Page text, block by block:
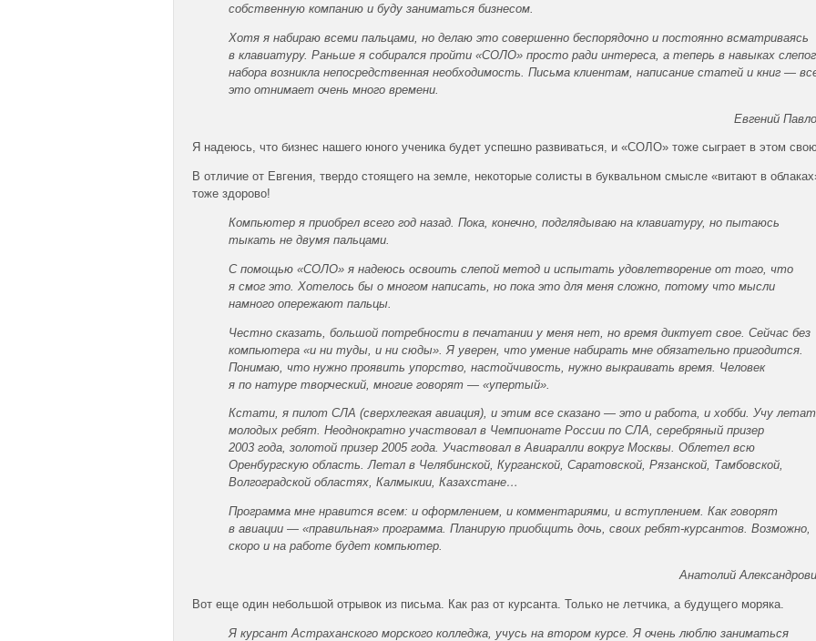
собственную компанию и буду заниматься бизнесом.
Хотя я набираю всеми пальцами, но делаю это совершенно беспорядочно и постоянно всматриваясь
в клавиатуру. Раньше я собирался пройти «СОЛО» просто ради интереса, а теперь в навыках
набора возникла непосредственная необходимость. Письма клиентам, написание статей и книг —
это отнимает очень много времени.
Евгений
Я надеюсь, что бизнес нашего юного ученика будет успешно развиваться, и «СОЛО» тоже сыграет в этом
В отличие от Евгения, твердо стоящего на земле, некоторые солисты в буквальном смысле «витают в
тоже здорово!
Компьютер я приобрел всего год назад. Пока, конечно, подглядываю на клавиатуру, но пытаюсь
тыкать не двумя пальцами.
С помощью «СОЛО» я надеюсь освоить слепой метод и испытать удовлетворение от того, что
я смог это. Хотелось бы о многом написать, но пока это для меня сложно, потому что мысли
намного опережают пальцы.
Честно сказать, большой потребности в печатании у меня нет, но время диктует свое. Сейчас без
компьютера «и ни туды, и ни сюды». Я уверен, что умение набирать мне обязательно пригодится.
Понимаю, что нужно проявить упорство, настойчивость, нужно выкраивать время. Человек
я по натуре творческий, многие говорят — «упертый».
Кстати, я пилот СЛА (сверхлегкая авиация), и этим все сказано — это и работа, и хобби. Учу
молодых ребят. Неоднократно участвовал в Чемпионате России по СЛА, серебряный призер
2003 года, золотой призер 2005 года. Участвовал в Авиаралли вокруг Москвы. Облетел всю
Оренбургскую область. Летал в Челябинской, Курганской, Саратовской, Рязанской, Тамбовской,
Волгоградской областях, Калмыкии, Казахстане…
Программа мне нравится всем: и оформлением, и комментариями, и вступлением. Как говорят
в авиации — «правильная» программа. Планирую приобщить дочь, своих ребят-курсантов. Возможно,
скоро и на работе будет компьютер.
Анатолий
Вот еще один небольшой отрывок из письма. Как раз от курсанта. Только не летчика, а будущего моряка.
Я курсант Астраханского морского колледжа, учусь на втором курсе. Я очень люблю заниматься